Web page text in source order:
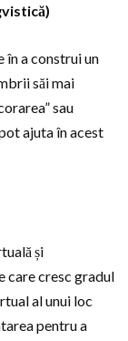
a construi un
săi mai
sau
ajuta în acest
și
care cresc gradul
al unui loc
pentru a